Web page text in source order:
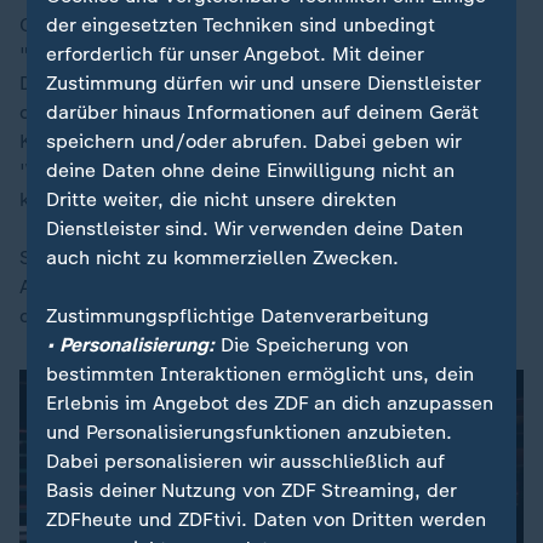
CDU-Politiker Philipp Amthor hat in der ZDF-Sendung
"Markus Lanz" die Koalitionsparteien für öffentliche
Diskussionen kritisiert. Er habe keine Lust mehr darauf,
dass jeden Tag "in dieser Selbstbeschäftigung in der
Koalition Therapiestunden entstehen, wo man sagt:
'Wie schlimm ist alles? In einer hypothetischen Welt
könnte es besser sein'".
Sein Appell: "Dinge machen, umsetzen!" Wenn die
Abgeordneten von Union und SPD über Sachfragen
diskutierten, würden sie zur Lösung kommen.
der eingesetzten Techniken sind unbedingt
erforderlich für unser Angebot. Mit deiner
Zustimmung dürfen wir und unsere Dienstleister
darüber hinaus Informationen auf deinem Gerät
speichern und/oder abrufen. Dabei geben wir
deine Daten ohne deine Einwilligung nicht an
Dritte weiter, die nicht unsere direkten
Dienstleister sind. Wir verwenden deine Daten
auch nicht zu kommerziellen Zwecken.
Zustimmungspflichtige Datenverarbeitung
• Personalisierung:Die Speicherung von
bestimmten Interaktionen ermöglicht uns, dein
Erlebnis im Angebot des ZDF an dich anzupassen
und Personalisierungsfunktionen anzubieten.
Dabei personalisieren wir ausschließlich auf
Basis deiner Nutzung von ZDF Streaming, der
ZDFheute und ZDFtivi. Daten von Dritten werden